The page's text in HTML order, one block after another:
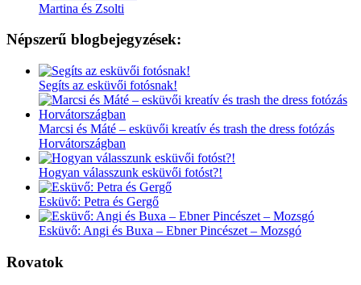
Martina és Zsolti
Népszerű blogbejegyzések:
Segíts az esküvői fotósnak!
Marcsi és Máté – esküvői kreatív és trash the dress fotózás
Horvátországban
Hogyan válasszunk esküvői fotóst?!
Esküvő: Petra és Gergő
Esküvő: Angi és Buxa – Ebner Pincészet – Mozsgó
Rovatok